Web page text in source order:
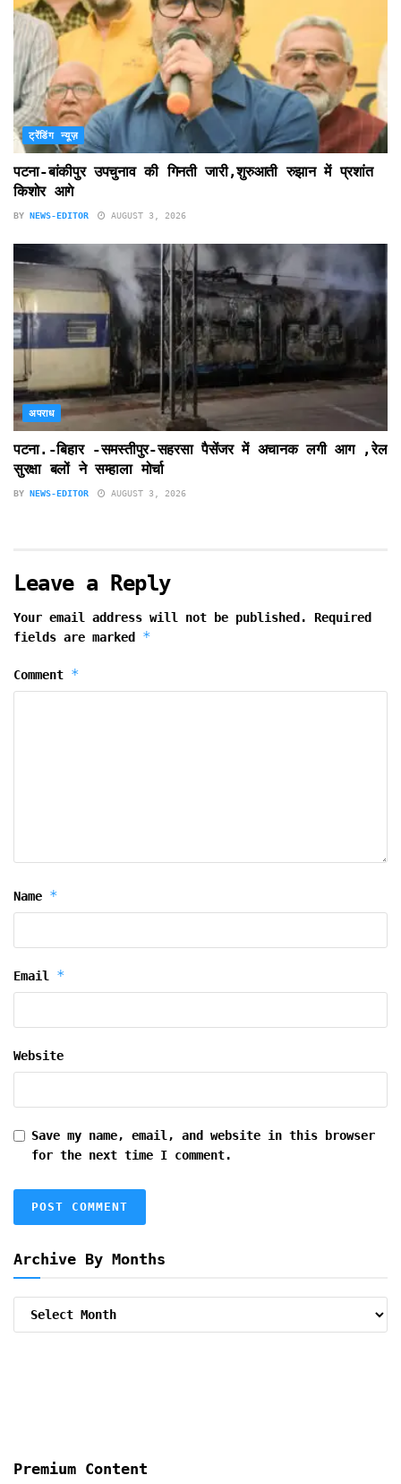
ट्रेंडिंग न्यूज़
पटना-बांकीपुर उपचुनाव की गिनती जारी,शुरुआती रुझान में प्रशांत
किशोर आगे
BY NEWS-EDITOR AUGUST 3, 2026
अपराध
पटना.-बिहार -समस्तीपुर-सहरसा पैसेंजर में अचानक लगी आग ,रेल
सुरक्षा बलों ने सम्हाला मोर्चा
BY NEWS-EDITOR AUGUST 3, 2026
Leave a Reply
Your email address will not be published.
Required
fields are marked *
Comment *
Name *
Email *
Website
Save my name, email, and website in this browser
for the next time I comment.
Archive By Months
Premium Content